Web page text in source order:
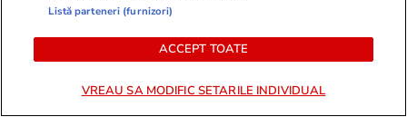
Puține zone economice de
succes, privilegiile de la vârful
ordinea socială din România de
Listă parteneri (furnizori)
ACCEPT TOATE
VREAU SA MODIFIC SETARILE INDIVIDUAL